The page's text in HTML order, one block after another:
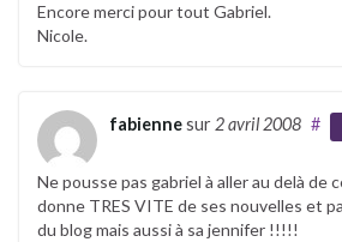
Encore merci pour tout Gabriel.
Nicole.
fabiennesur 2 avril 2008 #
Ne pousse pas gabriel à aller au delà de
donne TRES VITE de ses nouvelles et
du blog mais aussi à sa jennifer !!!!!